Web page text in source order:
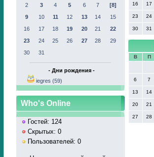
2
3 4 5 6 7
[8]
9
10 11 12 13 14
15
16
17 18 19 20 21
22
23
24 25 26 27 28
29
30
31
- Дни рождения -
iegres (59)
Who's Online
Гостей: 124
Скрытых: 0
Пользователей: 0
16 17
23 24
30 31
В П
6 7
13 14
20 21
27 28